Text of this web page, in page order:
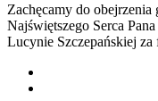
Zachęcamy do
Najświętszego Serca
Lucynie Szczepańskiej